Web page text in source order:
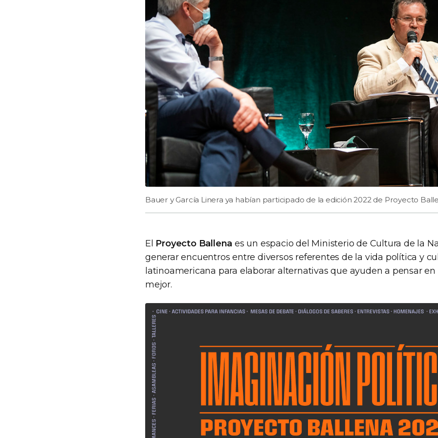
Bauer y García Linera ya habían participado de la edición 2022 de Proyecto
El Proyecto Ballena es un espacio del Ministerio de Cultura de la
generar encuentros entre diversos referentes de la vida política y
latinoamericana para elaborar alternativas que ayuden a pensar
mejor.